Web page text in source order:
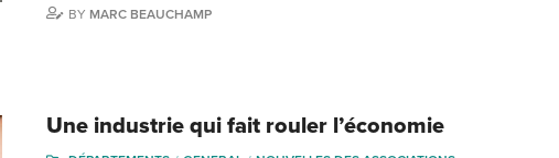
BY MARC BEAUCHAMP
Une industrie qui fait rouler l’économie